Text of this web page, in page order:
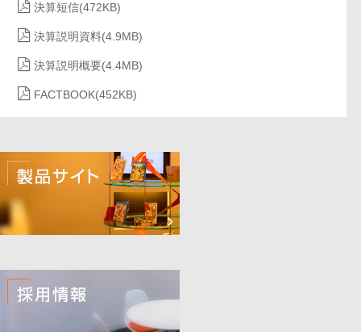
決算短信(472KB)
決算説明資料(4.9MB)
決算説明概要(4.4MB)
FACTBOOK(452KB)